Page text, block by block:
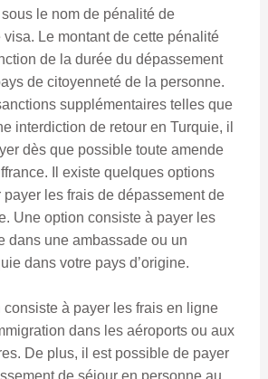
le nom de pénalité de
Le montant de cette pénalité
de la durée du dépassement
de citoyenneté de la personne.
supplémentaires telles que
interdiction de retour en Turquie, il
dès que possible toute amende
Il existe quelques options
les frais de dépassement de
Une option consiste à payer les
dans une ambassade ou un
dans votre pays d’origine.
consiste à payer les frais en ligne
dans les aéroports ou aux
De plus, il est possible de payer